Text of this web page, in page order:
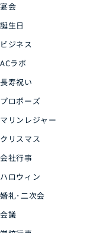
宴会
誕生日
ビジネス
ACラボ
長寿祝い
プロポーズ
マリンレジャー
クリスマス
会社行事
ハロウィン
婚礼･二次会
会議